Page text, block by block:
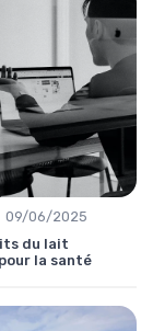
09/06/2025
du lait
la santé